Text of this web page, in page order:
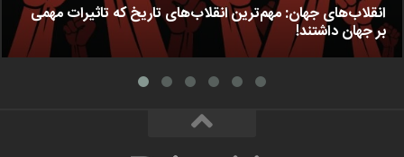
انقلاب‌های جهان: مهم‌ترین انقلاب‌های تاریخ که تاثیرات مهمی
بر جهان داشتند!